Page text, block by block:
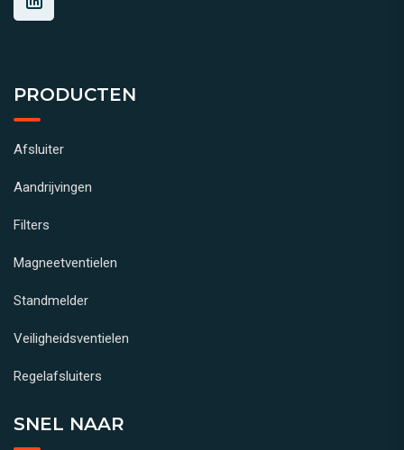
PRODUCTEN
Afsluiter
Aandrijvingen
Filters
Magneetventielen
Standmelder
Veiligheidsventielen
Regelafsluiters
SNEL NAAR